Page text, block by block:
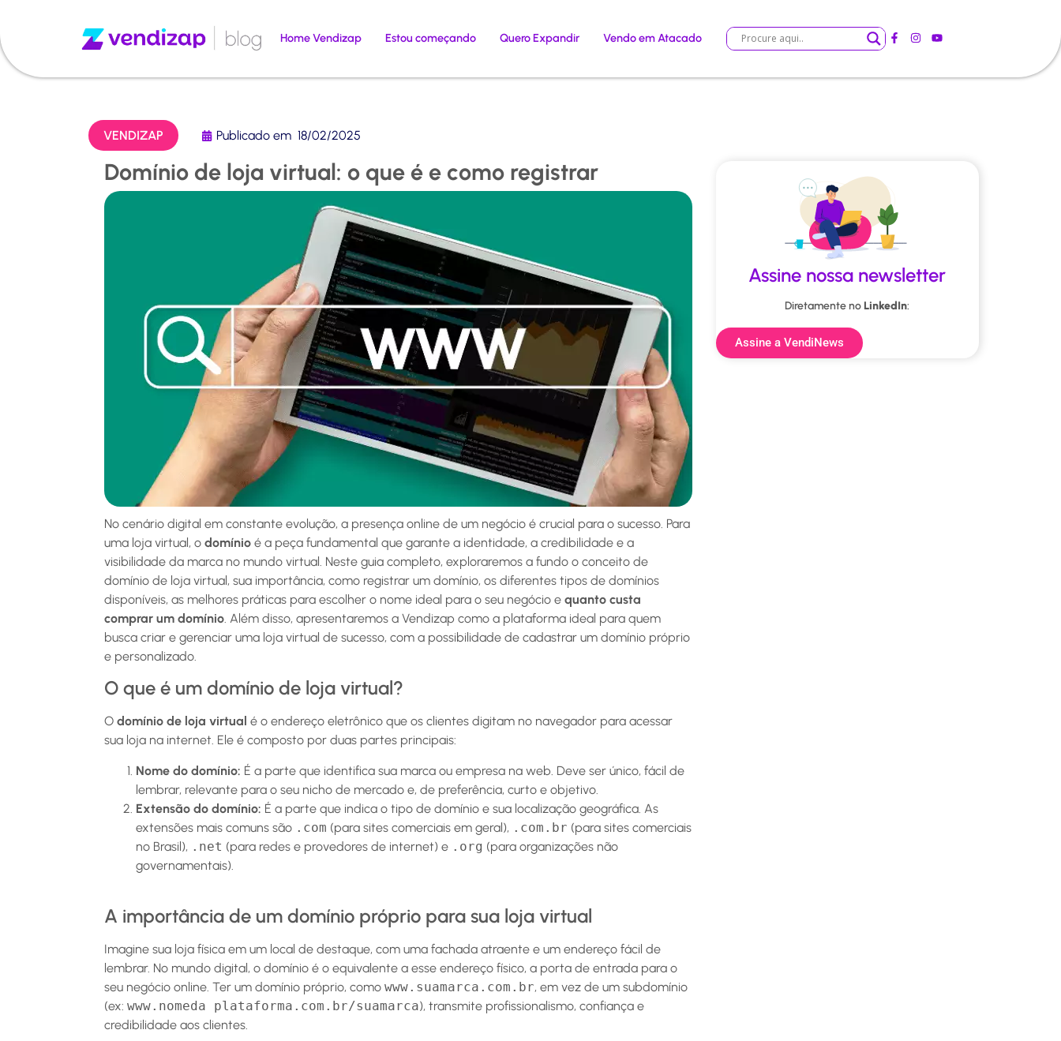
Home Vendizap Estou começando Quero Expandir Vendo em Atacado
VENDIZAP Publicado em 18/02/2025
Domínio de loja virtual: o que é e como registrar
No cenário digital em constante evolução, a presença online de um negócio é crucial para o sucesso. Para
uma loja virtual, o domínio é a peça fundamental que garante a identidade, a credibilidade e a
visibilidade da marca no mundo virtual. Neste guia completo, exploraremos a fundo o conceito de
domínio de loja virtual, sua importância, como registrar um domínio, os diferentes tipos de domínios
disponíveis, as melhores práticas para escolher o nome ideal para o seu negócio e quanto custa
comprar um domínio. Além disso, apresentaremos a Vendizap como a plataforma ideal para quem
busca criar e gerenciar uma loja virtual de sucesso, com a possibilidade de cadastrar um domínio próprio
e personalizado.
O que é um domínio de loja virtual?
O domínio de loja virtual é o endereço eletrônico que os clientes digitam no navegador para acessar
sua loja na internet. Ele é composto por duas partes principais:
Nome do domínio: É a parte que identifica sua marca ou empresa na web. Deve ser único, fácil de
lembrar, relevante para o seu nicho de mercado e, de preferência, curto e objetivo.
Extensão do domínio: É a parte que indica o tipo de domínio e sua localização geográfica. As
extensões mais comuns são .com (para sites comerciais em geral), .com.br (para sites comerciais
no Brasil), .net (para redes e provedores de internet) e .org (para organizações não
governamentais).
A importância de um domínio próprio para sua loja virtual
Imagine sua loja física em um local de destaque, com uma fachada atraente e um endereço fácil de
lembrar. No mundo digital, o domínio é o equivalente a esse endereço físico, a porta de entrada para o
seu negócio online. Ter um domínio próprio, como www.suamarca.com.br, em vez de um subdomínio
(ex: www.nomeda plataforma.com.br/suamarca), transmite profissionalismo, confiança e
credibilidade aos clientes.
Assine nossa newsletter
Diretamente noLinkedIn:
Assine a VendiNews